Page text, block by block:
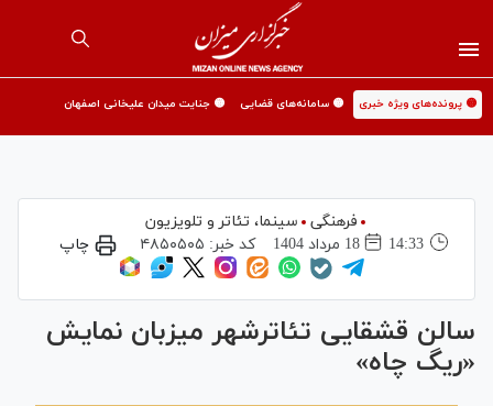
🟡 پرونده‌های ویژه خبری 🟡 سامانه‌های قضایی 🟡 جنایت میدان علیخانی اصفهان
فرهنگی
سینما،‌ تئاتر و تلویزیون
14:33
18 مرداد 1404 کد خبر: ۴۸۵۰۵۰۵ چاپ
سالن قشقایی تئاترشهر میزبان نمایش
«ریگ چاه»